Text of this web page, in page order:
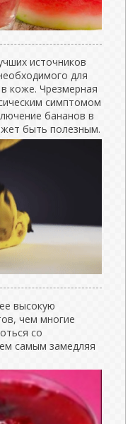
источников
для
коже. Чрезмерная
симптомом
бананов в
быть полезным.
высокую
чем многие
со
самым замедляя